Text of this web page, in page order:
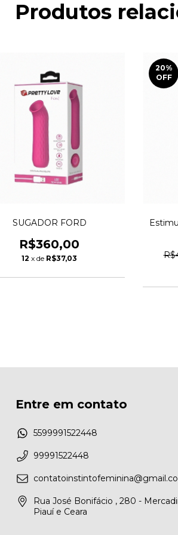
Produtos
SUGADOR FORD
R$360,00
12 x de R$37,03
20%
OFF
Entre em contato
5599991522448
99991522448
Rua José Bonifácio , 280 -
Piauí e Ceara